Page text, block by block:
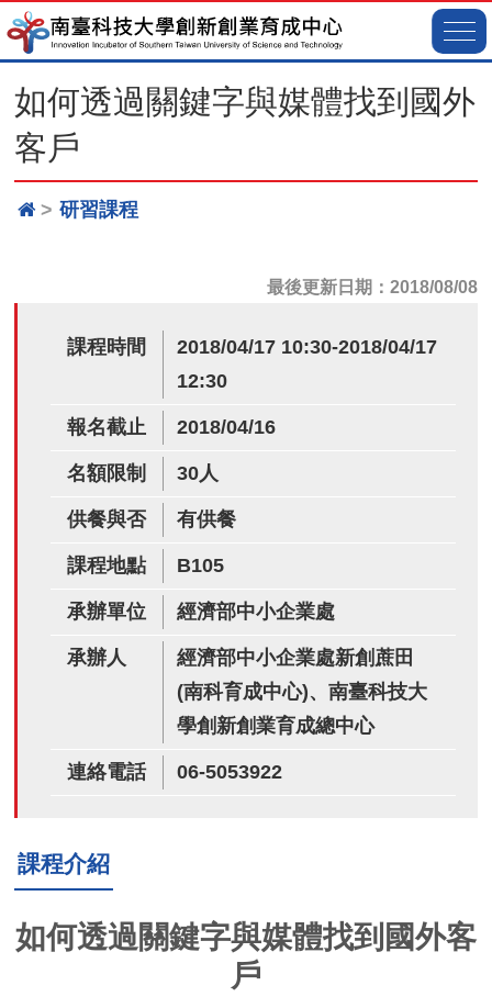
如何透過關鍵字與媒體找到國外
客戶
研習課程
最後更新日期：2018/08/08
課程時間
2018/04/17 10:30-2018/04/17
12:30
報名截止 2018/04/16
名額限制 30人
供餐與否 有供餐
課程地點 B105
承辦單位 經濟部中小企業處
承辦人
經濟部中小企業處新創蔗田
(南科育成中心)、南臺科技大
學創新創業育成總中心
連絡電話 06-5053922
課程介紹
如何透過關鍵字與媒體找到國外客
戶